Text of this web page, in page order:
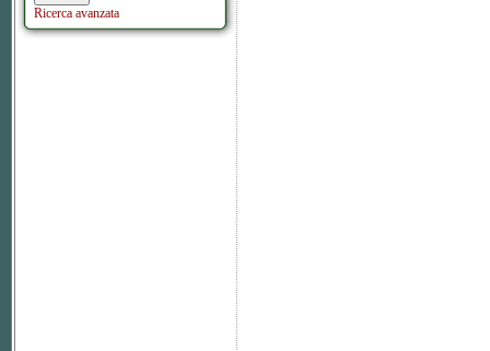
Ricerca avanzata